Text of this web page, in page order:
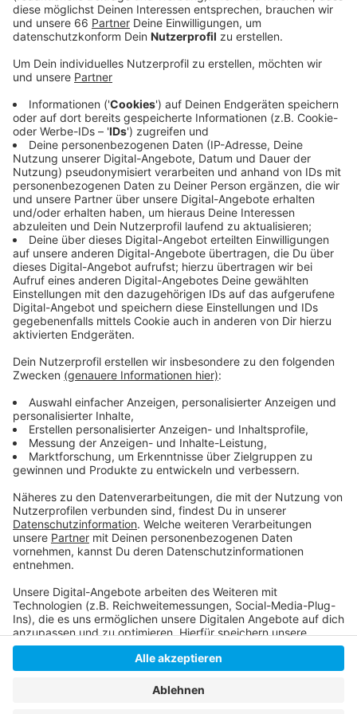
Anzeige
Mittwoch in der Altstadt relativ ruhig geblieben,
danach kam es jedoch immer wieder zu Randale und
Schlägereien. Am Rathausufer wurden Böller und
Pyrotechnik gezündet, es kam zu
Körperverletzungsdelikten und Streitigkeiten, auch
Waffen wurden beschlagnahmt. Immer wieder
mussten Beamte der Bereitschaftspolizei
einschreiten, ein Verfahren wegen Pyrotechnik wurde
eingeleitet. Nach 3 Uhr entspannte sich die Lage, weil
Regen einsetzte.
Anzeige
Weitere Infos und Links zum Thema
Hier informiert die Polizei
Anzeige